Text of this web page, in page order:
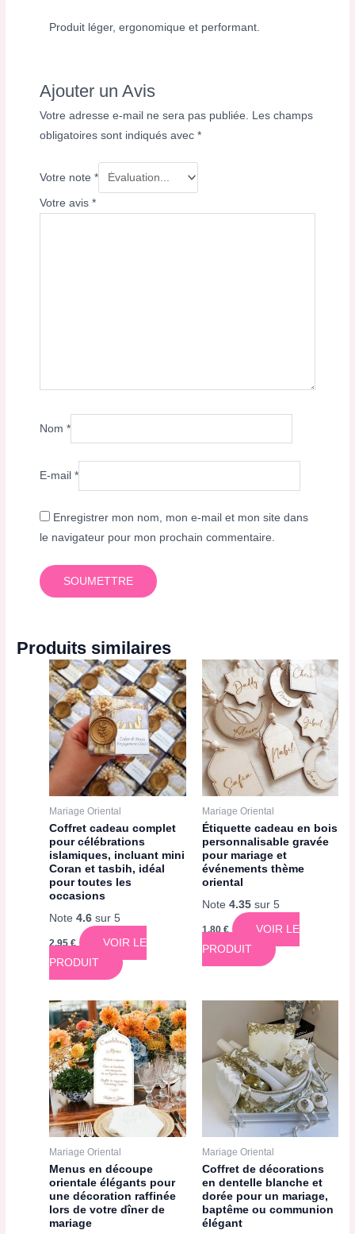
Produit léger, ergonomique et performant.
Ajouter un Avis
Votre adresse e-mail ne sera pas publiée.
Les champs
obligatoires sont indiqués avec*
Votre note*
Votre avis*
Nom*
E-mail*
Enregistrer mon nom, mon e-mail et mon site dans
le navigateur pour mon prochain commentaire.
Produits similaires
Mariage Oriental
Coffret cadeau complet
pour célébrations
islamiques, incluant mini
Coran et tasbih, idéal
pour toutes les
occasions
Note4.6 sur 5
2,95€
VOIR LE
PRODUIT
Mariage Oriental
Étiquette cadeau en bois
personnalisable gravée
pour mariage et
événements thème
oriental
Note 4.35sur 5
1,80€
VOIR LE
PRODUIT
Mariage Oriental
Menus en découpe
orientale élégants pour
une décoration raffinée
lors de votre dîner de
mariage
Mariage Oriental
Coffret de décorations
en dentelle blanche et
dorée pour un mariage,
baptême ou communion
élégant